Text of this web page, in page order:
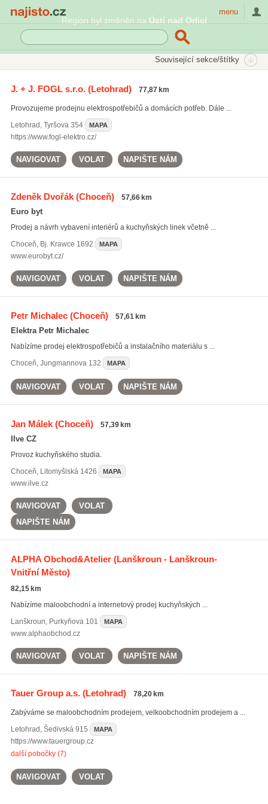
Region byl změněn na Ústí nad Orlicí
menu
Související sekce/štítky
žehličky(142)
kuchyňské dřezy(240)
J. + J. FOGL s.r.o.(Letohrad) 77,87 km
Provozujeme prodejnu elektrospotřebičů a domácích potřeb. Dále ...
Letohrad , Tyršova 354 MAPA
https://www.fogl-elektro.cz/
NAVIGOVAT VOLAT NAPIŠTE NÁM
Zdeněk Dvořák(Choceň) 57,66 km
Euro byt
Prodej a návrh vybavení interiérů a kuchyňských linek včetně ...
Choceň, Bj. Krawce 1692 MAPA
www.eurobyt.cz/
NAVIGOVAT VOLAT NAPIŠTE NÁM
Petr Michalec(Choceň) 57,61 km
Elektra Petr Michalec
Nabízíme prodej elektrospotřebičů a instalačního materiálu s ...
Choceň, Jungmannova 132 MAPA
NAVIGOVAT VOLAT NAPIŠTE NÁM
Jan Málek(Choceň) 57,39 km
Ilve CZ
Provoz kuchyňského studia.
Choceň, Litomyšlská 1426 MAPA
www.ilve.cz
NAVIGOVAT
VOLAT
NAPIŠTE NÁM
ALPHA Obchod&Atelier(Lanškroun - Lanškroun-
Vnitřní Město)
82,15 km
Nabízíme maloobchodní a internetový prodej kuchyňských ...
Lanškroun, Purkyňova 101 MAPA
www.alphaobchod.cz
NAVIGOVAT VOLAT NAPIŠTE NÁM
Tauer Group a.s.(Letohrad) 78,20 km
Zabýváme se maloobchodním prodejem, velkoobchodním prodejem a ...
Letohrad , Šedivská 915 MAPA
https://www.tauergroup.cz
další pobočky (7)
NAVIGOVAT VOLAT